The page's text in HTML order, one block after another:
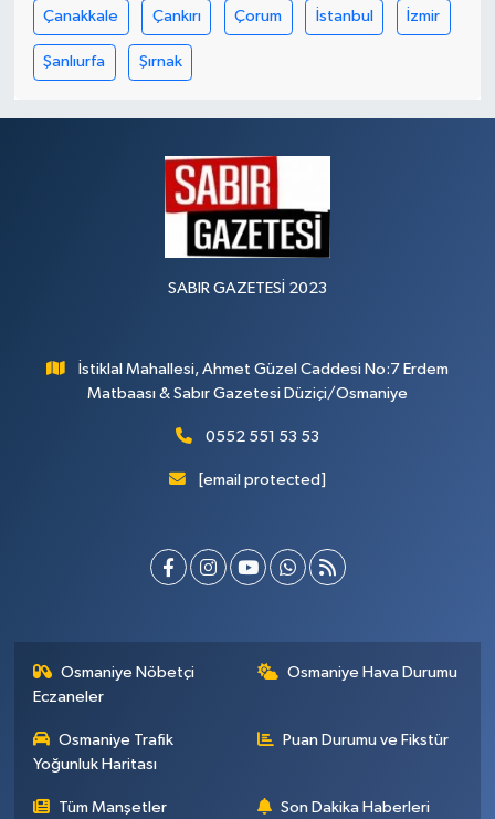
Çanakkale Çankırı Çorum İstanbul İzmir
Şanlıurfa Şırnak
SABIR GAZETESİ 2023
İstiklal Mahallesi, Ahmet Güzel Caddesi No:7 Erdem
Matbaası & Sabır Gazetesi Düziçi/Osmaniye
0552 551 53 53
[email protected]
Osmaniye Nöbetçi
Eczaneler
Osmaniye Hava Durumu
Osmaniye Trafik
Yoğunluk Haritası
Puan Durumu ve Fikstür
Tüm Manşetler Son Dakika Haberleri